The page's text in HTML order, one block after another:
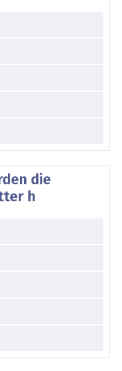
die
h